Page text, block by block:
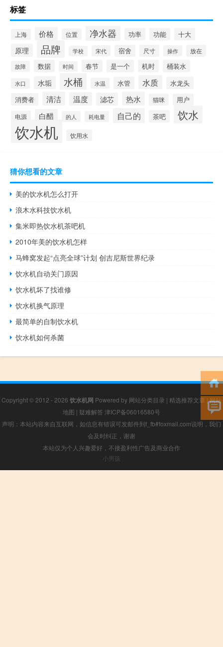
标签
上海 价格 位置 净水器 功率 功能 十大
原理 品牌 学校 宋代 宿舍 尺寸 操作 放在
故障 数据 时间 春节 是一个 机时 桶装水
水口 水垢 水桶 水温 水管 水质
水龙头
消费者
清洁 温度 滤芯 热水 猫咪 用户
电源 白醋 的人 耗电量 自己的 茶吧 饮水
饮水机 饮用水
猜你想看的文章
美的饮水机怎么打开
浪木水科技饮水机
集米即热饮水机茶吧机
2010年美的饮水机怎样
马蜂窝发起“点亮全球”计划 创吉尼斯世界纪录
饮水机自动关门原因
饮水机坏了找谁修
饮水机换气原理
最简单的自制饮水机
饮水机如何杀菌
Copyright © 2012 - 2026 饮水机网 Powered by 网站分类目录 | 精选推荐文章 |网站
地图 | 疑难解答 津ICP备06016580号
声明：本站内容来自互联网，如信息有错误可发邮件到f_fb#foxmail.com说明，我们
会及时纠正，谢谢
本站仅为个人兴趣爱好，不接盈利性广告及商业合作
小男孩